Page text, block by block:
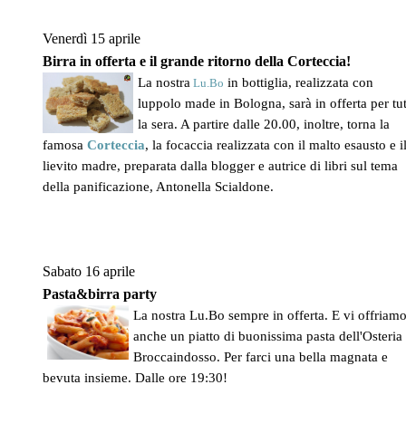
Venerdì 15 aprile
Birra in offerta e il grande ritorno della Corteccia!
La nostra Lu.Bo in bottiglia, realizzata con
luppolo made in Bologna, sarà in offerta per
la sera. A partire dalle 20.00, inoltre, torna la
famosaCorteccia, la focaccia realizzata con il malto esausto e
lievito madre, preparata dalla blogger e autrice di libri sul tema
della panificazione, Antonella Scialdone.
Sabato 16 aprile
Pasta&birra party
La nostra Lu.Bo sempre in offerta. E vi
anche un piatto di buonissima pasta dell'Osteria
Broccaindosso. Per farci una bella magnata e
bevuta insieme. Dalle ore 19:30!